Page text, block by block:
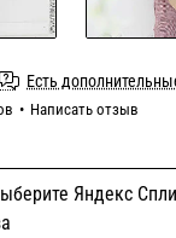
Есть
Яндекс
• Написать отзыв